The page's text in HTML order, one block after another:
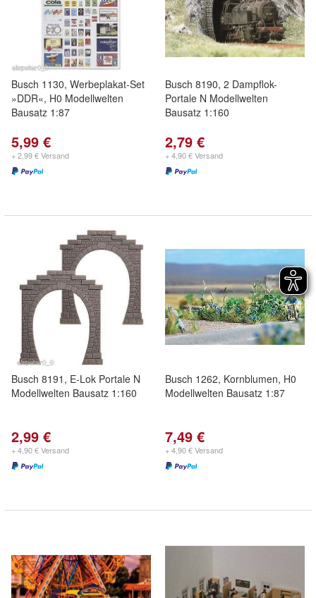
Busch 1130, Werbeplakat-Set
»DDR«, H0 Modellwelten
Bausatz 1:87
5,99 €
+ 2,99 € Versand
Busch 8190, 2 Dampflok-
Portale N Modellwelten
Bausatz 1:160
2,79 €
+ 4,90 € Versand
Busch 8191, E-Lok Portale N
Modellwelten Bausatz 1:160
2,99 €
+ 4,90 € Versand
Busch 1262, Kornblumen, H0
Modellwelten Bausatz 1:87
7,49 €
+ 4,90 € Versand